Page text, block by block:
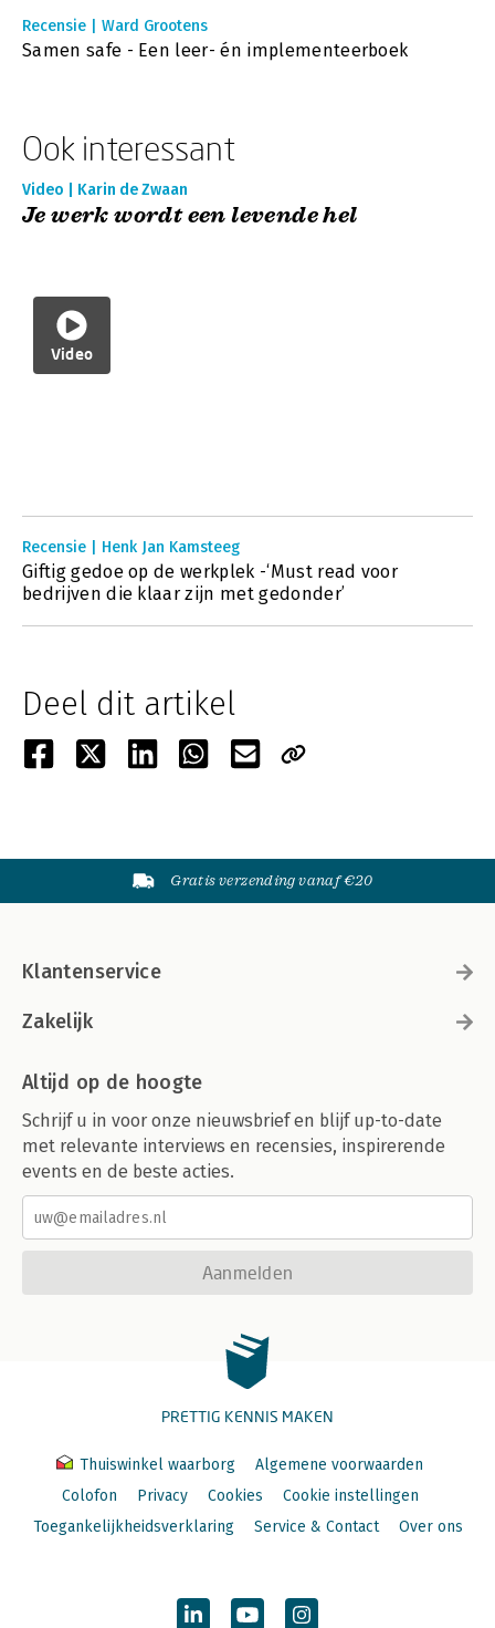
Recensie | Ward Grootens
Samen safe - Een leer- én implementeerboek
Ook interessant
Video | Karin de Zwaan
Je werk wordt een levende hel
Video
Recensie | Henk Jan Kamsteeg
Giftig gedoe op de werkplek -‘Must read voor
bedrijven die klaar zijn met gedonder’
Deel dit artikel
Gratis verzending vanaf €20
Klantenservice
Zakelijk
Altijd op de hoogte
Schrijf u in voor onze nieuwsbrief en blijf up-to-date
met relevante interviews en recensies, inspirerende
events en de beste acties.
Aanmelden
PRETTIG KENNIS MAKEN
Thuiswinkel waarborg
Algemene voorwaarden
Colofon
Privacy Cookies
Cookie instellingen
Toegankelijkheidsverklaring
Service & Contact Over ons